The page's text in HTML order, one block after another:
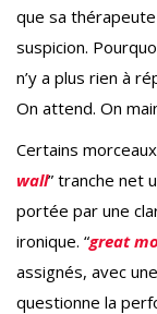
que sa
suspicion.
n’y a plus rien à
On attend. On
Certains
wall” tranche net
portée par une
ironique. “great
assignés, avec
questionne la